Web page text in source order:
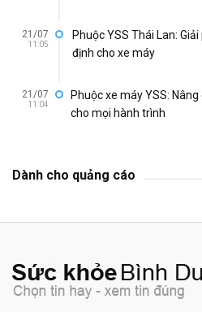
21/07
11:05
Phuộc YSS Thái Lan:
định cho xe máy
21/07
11:04
Phuộc xe máy YSS:
cho mọi hành trình
Dành cho quảng cáo